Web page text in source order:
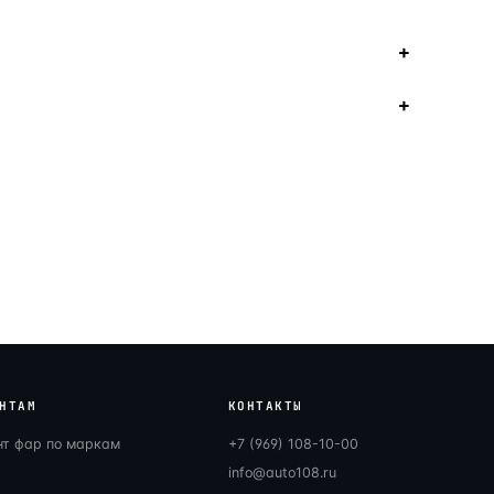
фар по маркам
КОНТАКТЫ
+7 (969) 108-10-00
info@auto108.ru